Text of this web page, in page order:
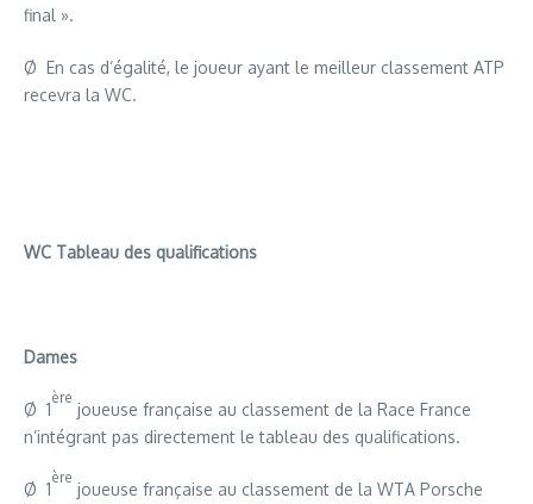
final ».
Ø En cas d’égalité, le joueur ayant le meilleur classement ATP
recevra la WC.
WC Tableau des qualifications
Dames
Ø 1
ère
joueuse française au classement de la Race France
n’intégrant pas directement le tableau des qualifications.
Ø 1
ère
joueuse française au classement de la WTA Porsche